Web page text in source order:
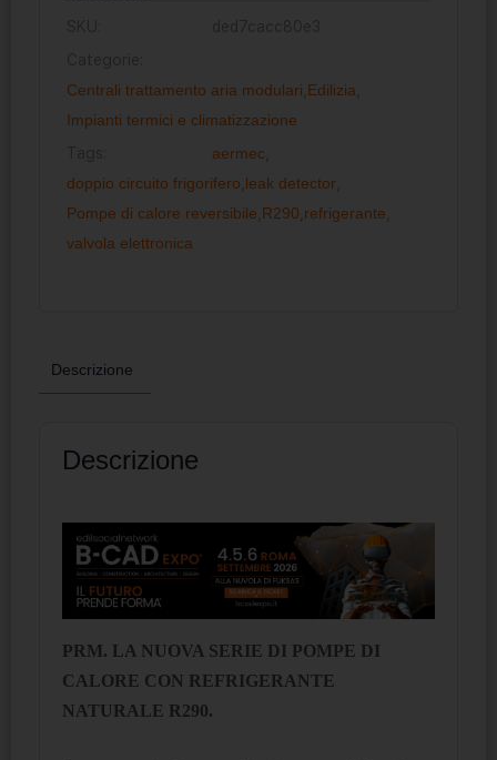
Centrali trattamento aria modulari Edilizia
Impianti termici e climatizzazione
aermec
doppio circuito frigorifero leak detector
Pompe di calore reversibile R290 refrigerante
valvola elettronica
Descrizione
Descrizione
PRM. LA NUOVA SERIE DI POMPE DI
CALORE CON REFRIGERANTE
NATURALE R290.